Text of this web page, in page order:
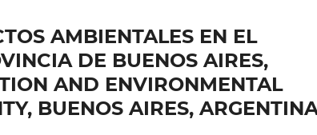
AMBIENTALES EN EL
DE BUENOS AIRES,
AND ENVIRONMENTAL
BUENOS AIRES,